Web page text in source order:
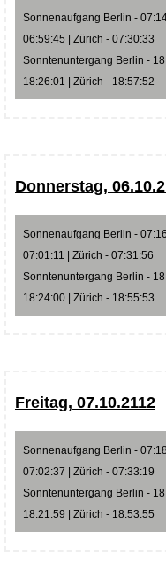
Sonnenaufgang Berlin -
06:59:45 | Zürich - 07:30:33
Sonntenuntergang Berlin -
18:26:01 | Zürich - 18:57:52
Donnerstag,
Sonnenaufgang Berlin -
07:01:11 | Zürich - 07:31:56
Sonntenuntergang Berlin -
18:24:00 | Zürich - 18:55:53
Freitag, 07.10.2112
Sonnenaufgang Berlin -
07:02:37 | Zürich - 07:33:19
Sonntenuntergang Berlin -
18:21:59 | Zürich - 18:53:55